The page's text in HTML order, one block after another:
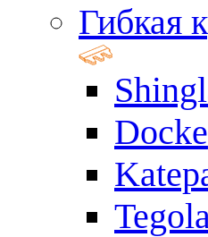
Гибкая
Docke